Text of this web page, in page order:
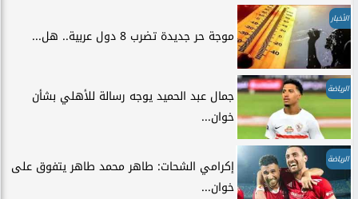
الأخبار
موجة حر جديدة تضرب 8 دول عربية.. هل...
الرياضة
جمال عبد الحميد يوجه رسالة للأهلي بشأن
خوان...
الرياضة
إكرامي الشحات: طاهر محمد طاهر يتفوق على
خوان...